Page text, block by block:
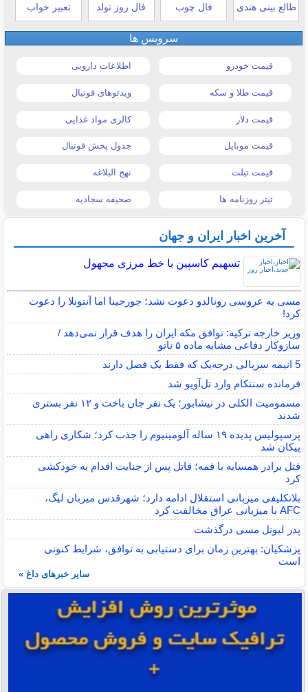
طالع بینی هندی فال چوب فال روز تولد تعبیر خواب
سرویس ها
قیمت خودرو اطلاعات دارویی
قیمت طلا و سکه ویدئوهای فوتبال
قیمت دلار کالری مواد غذایی
قیمت موبایل جدول پخش فوتبال
قیمت تبلت نهج البلاغه
تیتر روزنامه ها صحیفه سجادیه
آخرین اخبار ایران و جهان
تسهیم کاسپین با خط مرزی مجهول
مسی به عروسی رونالدو دعوت نشد؛ جورجینا اما آنتونلا را دعوت
کرد!
وزیر خارجه ترکیه: توافق مکه ایران را هدف قرار نمی‌دهد /
سازوکار دفاعی مشابه ماده ۵ ناتو
5 انیمه سریالی درجه‌یک که فقط یک فصل دارند
فرمانده سنتکام وارد تل‌آویو شد
مسمومیت الکلی در نیشابور؛ یک نفر جان باخت و ۱۲ نفر بستری
شدند
پرسپولیس پدیده ۱۹ ساله آلومینیوم را جذب کرد؛ شکاری راهی
پیکان شد
قتل برادر همسایه با قمه؛ قاتل پس از جنایت اقدام به خودکشی
کرد
بلاتکلیفی میزبانی استقلال ادامه دارد؛ شهرقدس میزبان لیگ،
AFC با میزبانی عراق مخالفت کرد
پدر لیونل مسی درگذشت
پزشکیان: بهترین زمان برای دستیابی به توافق، شرایط کنونی
است
سایر خبرهای داغ »